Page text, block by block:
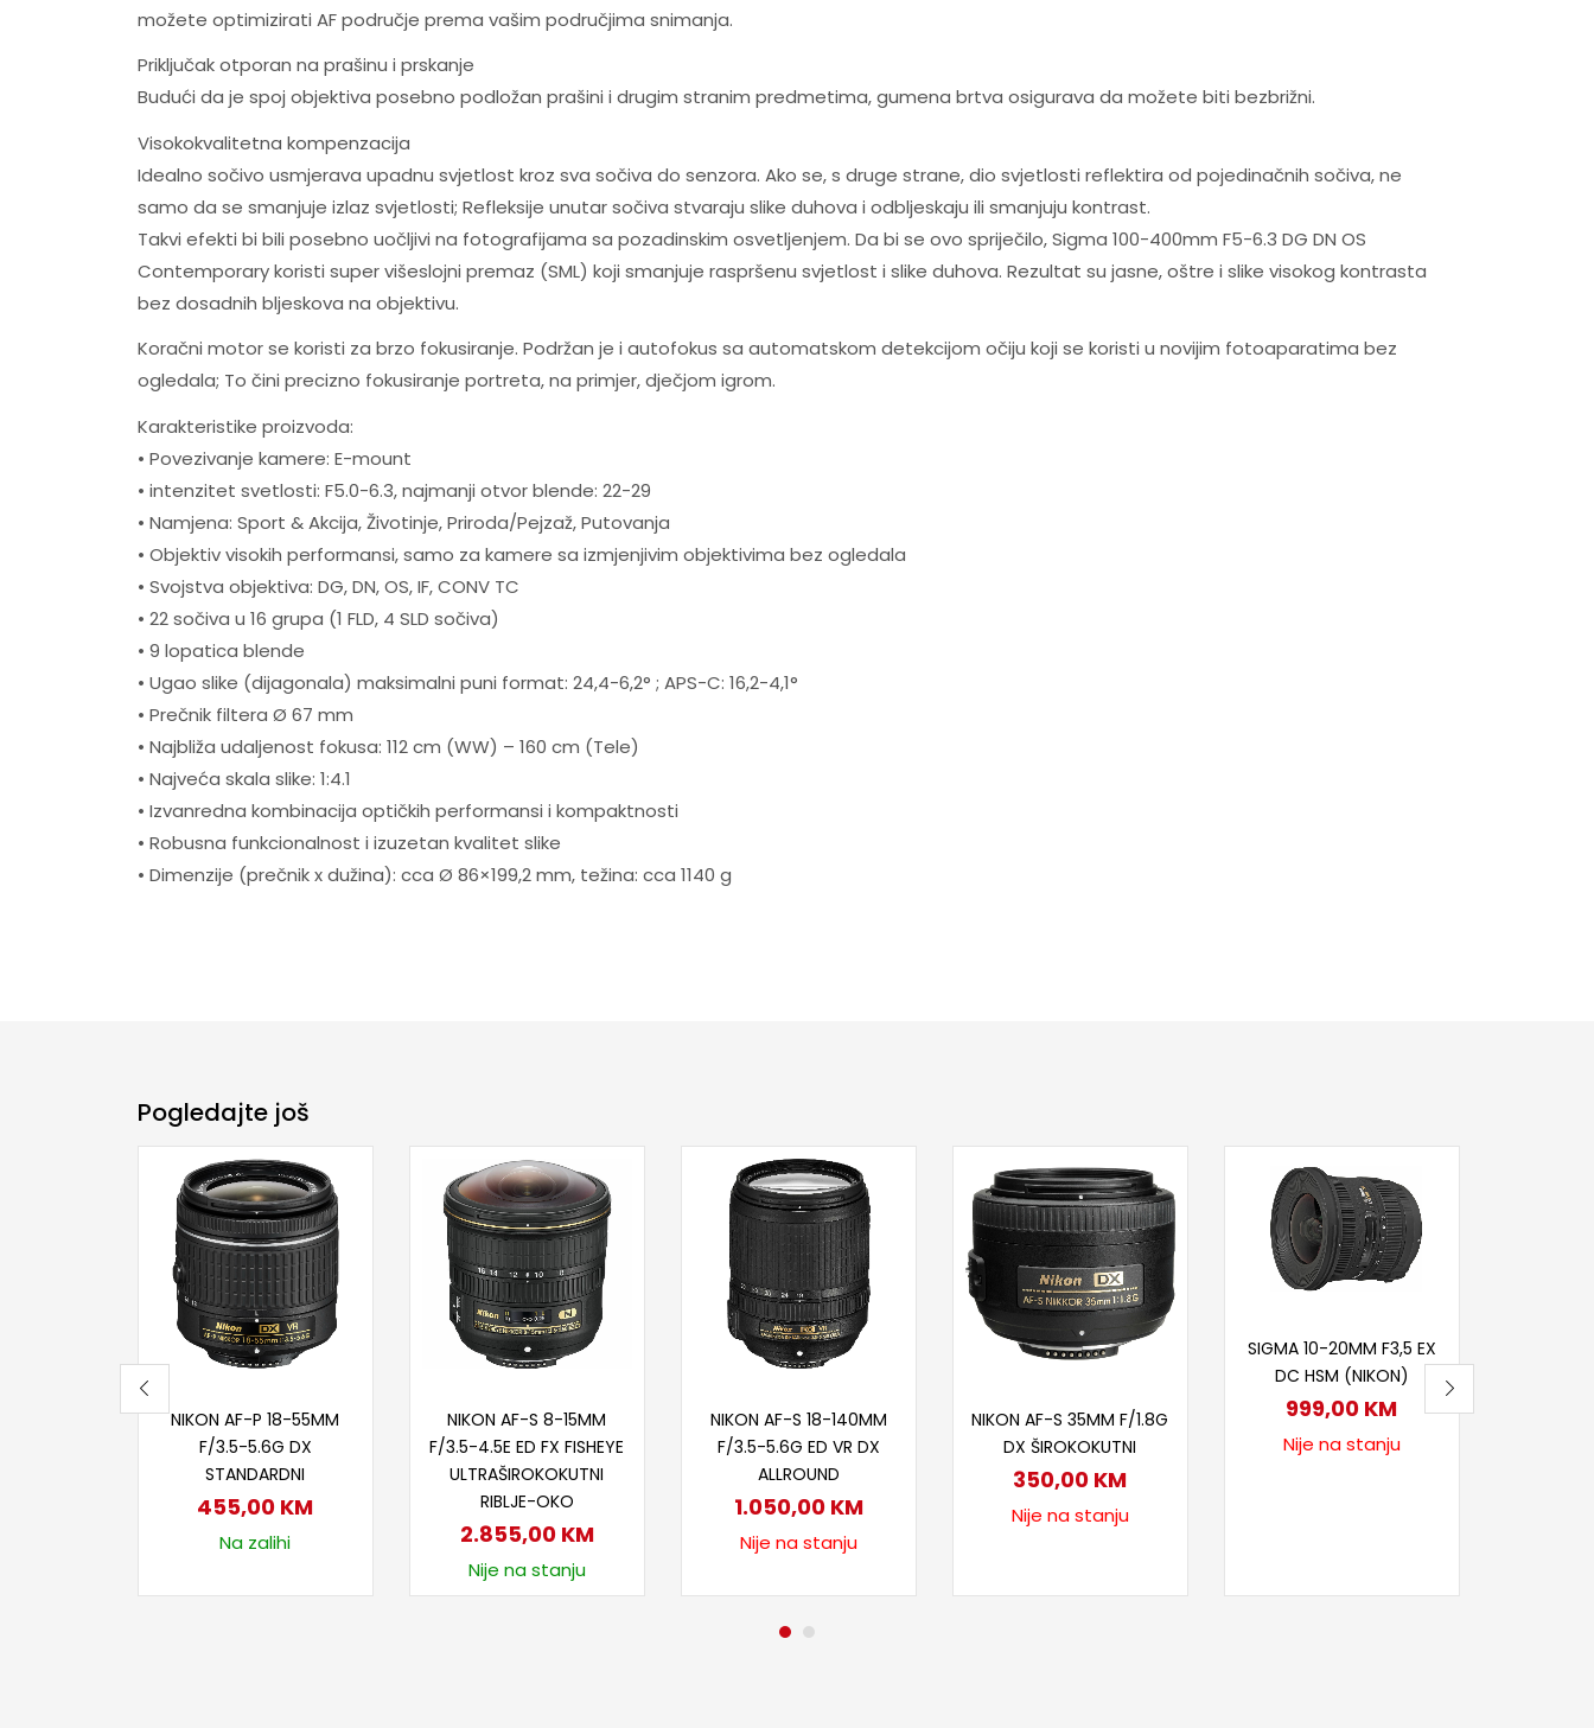
možete optimizirati AF područje prema vašim područjima snimanja.
Priključak otporan na prašinu i prskanje
Budući da je spoj objektiva posebno podložan prašini i drugim stranim predmetima, gumena brtva osigurava da možete biti bezbrižni.
Visokokvalitetna kompenzacija
Idealno sočivo usmjerava upadnu svjetlost kroz sva sočiva do senzora. Ako se, s druge strane, dio svjetlosti reflektira od pojedinačnih sočiva, ne
samo da se smanjuje izlaz svjetlosti; Refleksije unutar sočiva stvaraju slike duhova i odbljeskaju ili smanjuju kontrast.
Takvi efekti bi bili posebno uočljivi na fotografijama sa pozadinskim osvetljenjem. Da bi se ovo spriječilo, Sigma 100-400mm F5-6.3 DG DN OS
Contemporary koristi super višeslojni premaz (SML) koji smanjuje raspršenu svjetlost i slike duhova. Rezultat su jasne, oštre i slike visokog kontrasta
bez dosadnih bljeskova na objektivu.
Koračni motor se koristi za brzo fokusiranje. Podržan je i autofokus sa automatskom detekcijom očiju koji se koristi u novijim fotoaparatima bez
ogledala; To čini precizno fokusiranje portreta, na primjer, dječjom igrom.
Karakteristike proizvoda:
• Povezivanje kamere: E-mount
• intenzitet svetlosti: F5.0-6.3, najmanji otvor blende: 22-29
• Namjena: Sport & Akcija, Životinje, Priroda/Pejzaž, Putovanja
• Objektiv visokih performansi, samo za kamere sa izmjenjivim objektivima bez ogledala
• Svojstva objektiva: DG, DN, OS, IF, CONV TC
• 22 sočiva u 16 grupa (1 FLD, 4 SLD sočiva)
• 9 lopatica blende
• Ugao slike (dijagonala) maksimalni puni format: 24,4-6,2° ; APS-C: 16,2-4,1°
• Prečnik filtera Ø 67 mm
• Najbliža udaljenost fokusa: 112 cm (WW) – 160 cm (Tele)
• Najveća skala slike: 1:4.1
• Izvanredna kombinacija optičkih performansi i kompaktnosti
• Robusna funkcionalnost i izuzetan kvalitet slike
• Dimenzije (prečnik x dužina): cca Ø 86×199,2 mm, težina: cca 1140 g
Pogledajte još
NIKON AF-P 18-55MM
F/3.5-5.6G DX
STANDARDNI
455,00 KM
Na zalihi
NIKON AF-S 8-15MM
F/3.5-4.5E ED FX FISHEYE
ULTRAŠIROKOKUTNI
RIBLJE-OKO
2.855,00 KM
Nije na stanju
NIKON AF-S 18-140MM
F/3.5-5.6G ED VR DX
ALLROUND
1.050,00 KM
Nije na stanju
NIKON AF-S 35MM F/1.8G
DX ŠIROKOKUTNI
350,00 KM
Nije na stanju
SIGMA 10-20MM F3,5 EX
DC HSM (NIKON)
999,00 KM
Nije na stanju